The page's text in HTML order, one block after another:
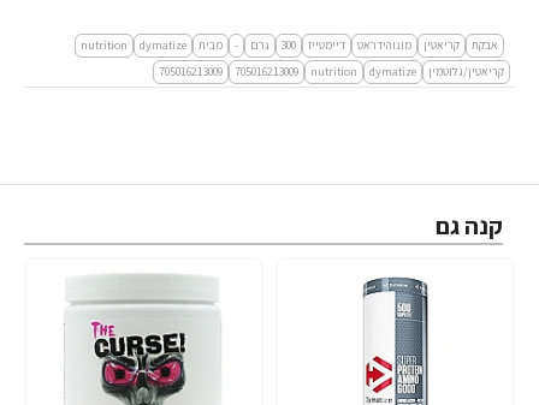
אבקת קריאטין מונוהידראט דיימטייז 300 גרם - מבית dymatize
nutrition
קריאטין/גלוטמין
dymatize
nutrition
705016213009
705016213009
קנה גם